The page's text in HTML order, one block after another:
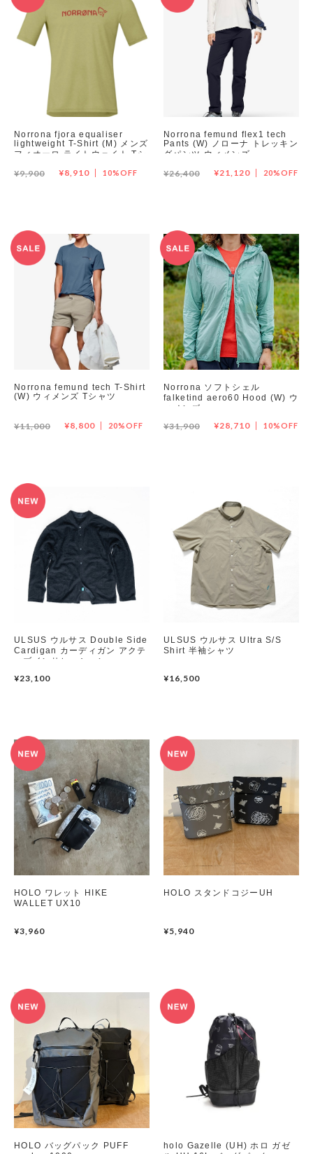
Norrona fjora equaliser
lightweight T-Shirt (M) メンズ
フィオーロ ライトウェイト Tシ
10%OFF
¥9,900 ¥8,910
Norrona femund flex1 tech
Pants (W) ノローナ トレッキン
グパンツ ウィメンズ
20%OFF
¥26,400 ¥21,120
Norrona femund tech T-Shirt
(W) ウィメンズ Tシャツ
20%OFF
¥11,000 ¥8,800
Norrona ソフトシェル
falketind aero60 Hood (W) ウ
ィメンズ
10%OFF
¥31,900 ¥28,710
ULSUS ウルサス Double Side
Cardigan カーディガン アクテ
ィブインサレーション
¥23,100
ULSUS ウルサス Ultra S/S
Shirt 半袖シャツ
¥16,500
HOLO ワレット HIKE
WALLET UX10
¥3,960
HOLO スタンドコジーUH
¥5,940
HOLO バッグパック PUFF
holo Gazelle (UH) ホロ ガゼ